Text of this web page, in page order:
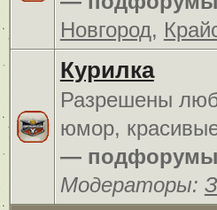
Новгород,
Курилка
Разрешены
юмор,
—
Модераторы: